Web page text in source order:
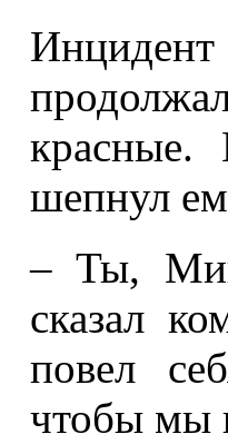
красные.
шепнул
– Ты,
сказал
повел
чтобы мы